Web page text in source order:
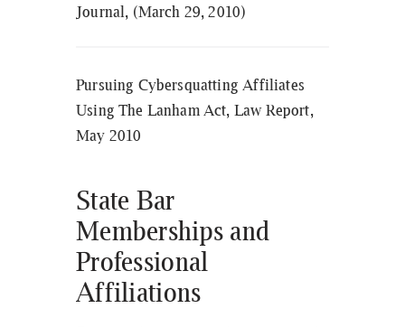
Journal, (March 29, 2010)
Pursuing Cybersquatting Affiliates
Using The Lanham Act, Law Report,
May 2010
State Bar
Memberships and
Professional
Affiliations